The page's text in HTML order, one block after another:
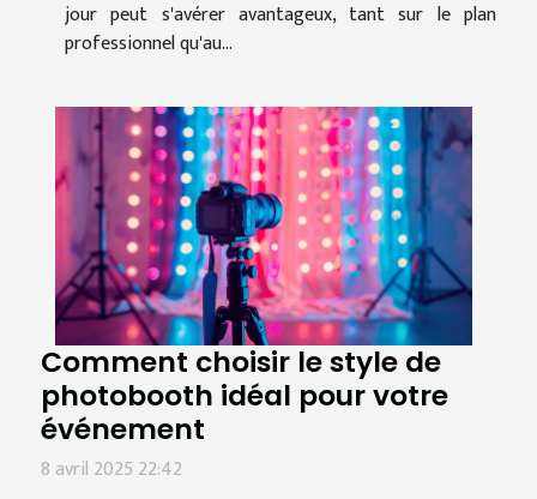
jour peut s'avérer avantageux, tant sur le plan
professionnel qu'au...
Comment choisir le style de
photobooth idéal pour votre
événement
8 avril 2025 22:42